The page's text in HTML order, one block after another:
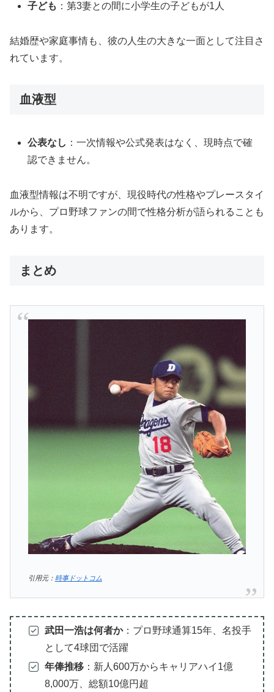
子ども ：第3妻との間に小学生の子どもが1人
結婚歴や家庭事情も、彼の人生の大きな一面として注目さ
れています。
血液型
公表なし ：一次情報や公式発表はなく、現時点で確
認できません。
血液型情報は不明ですが、現役時代の性格やプレースタイ
ルから、プロ野球ファンの間で性格分析が語られることも
あります。
まとめ
引用元： 時事ドットコム
武田一浩は何者か：プロ野球通算15年、名投手
として4球団で活躍
年俸推移：新人600万からキャリアハイ1億
8,000万、総額10億円超